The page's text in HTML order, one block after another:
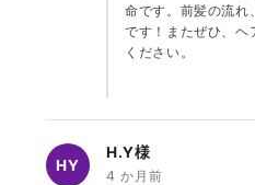
命です。前髪の流れ
です！またぜひ、ヘ
ください。
HY
H.Y様
4 か月前